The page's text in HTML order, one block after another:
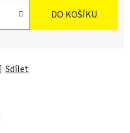
DO KOŠÍKU
Sdílet